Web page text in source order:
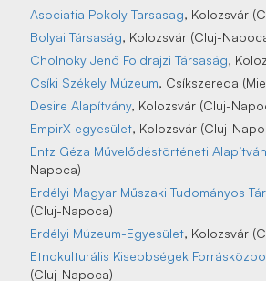
Asociatia Pokoly Tarsasag, Kolozsvár
Bolyai Társaság, Kolozsvár (Cluj-
Cholnoky Jenő Földrajzi Társaság,
Csíki Székely Múzeum, Csíkszereda
Desire Alapítvány, Kolozsvár (Cluj-
EmpirX egyesület, Kolozsvár (Cluj-
Entz Géza Művelődéstörténeti
Napoca)
Erdélyi Magyar Műszaki Tudományos
(Cluj-Napoca)
Erdélyi Múzeum-Egyesület, Kolozsvár
Etnokulturális Kisebbségek
(Cluj-Napoca)